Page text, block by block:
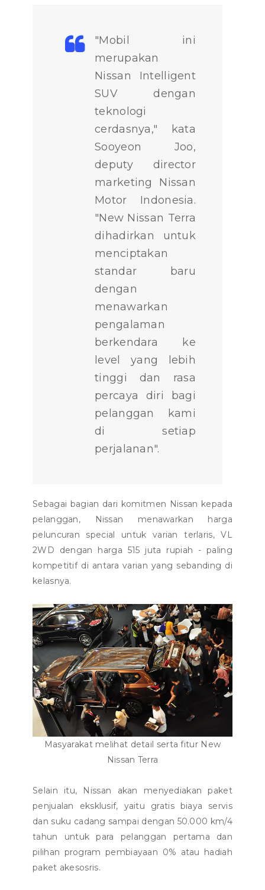
"Mobil ini
merupakan
Nissan Intelligent
SUV dengan
teknologi
cerdasnya," kata
Sooyeon Joo,
deputy director
marketing Nissan
Motor Indonesia.
"New Nissan Terra
dihadirkan untuk
menciptakan
standar baru
dengan
menawarkan
pengalaman
berkendara ke
level yang lebih
tinggi dan rasa
percaya diri bagi
pelanggan kami
di setiap
perjalanan".
Sebagai bagian dari komitmen Nissan kepada
pelanggan, Nissan menawarkan harga
peluncuran special untuk varian terlaris, VL
2WD dengan harga 515 juta rupiah - paling
kompetitif di antara varian yang sebanding di
kelasnya.
Masyarakat melihat detail serta fitur New
Nissan Terra
Selain itu, Nissan akan menyediakan paket
penjualan eksklusif, yaitu gratis biaya servis
dan suku cadang sampai dengan 50.000 km/4
tahun untuk para pelanggan pertama dan
pilihan program pembiayaan 0% atau hadiah
paket akesosris.